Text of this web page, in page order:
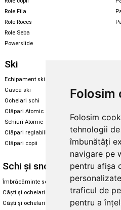
Folosim
Folosim
tehnologii
îmbunătăți
navigare pe
pentru afișa
traficul de
pentru a
Role Fila
Role Roces
Role Seba
Powerslide
Ski
Echipament ski
Cască ski
Ochelari schi
Clăpari Atomic
Schiuri Atomic
Clăpari reglabili
Clăpari copii
Schi și snowboard
Îmbrăcăminte schi și snowboard
Căști și ochelari de iarnă
Căști și ochelari Alpina